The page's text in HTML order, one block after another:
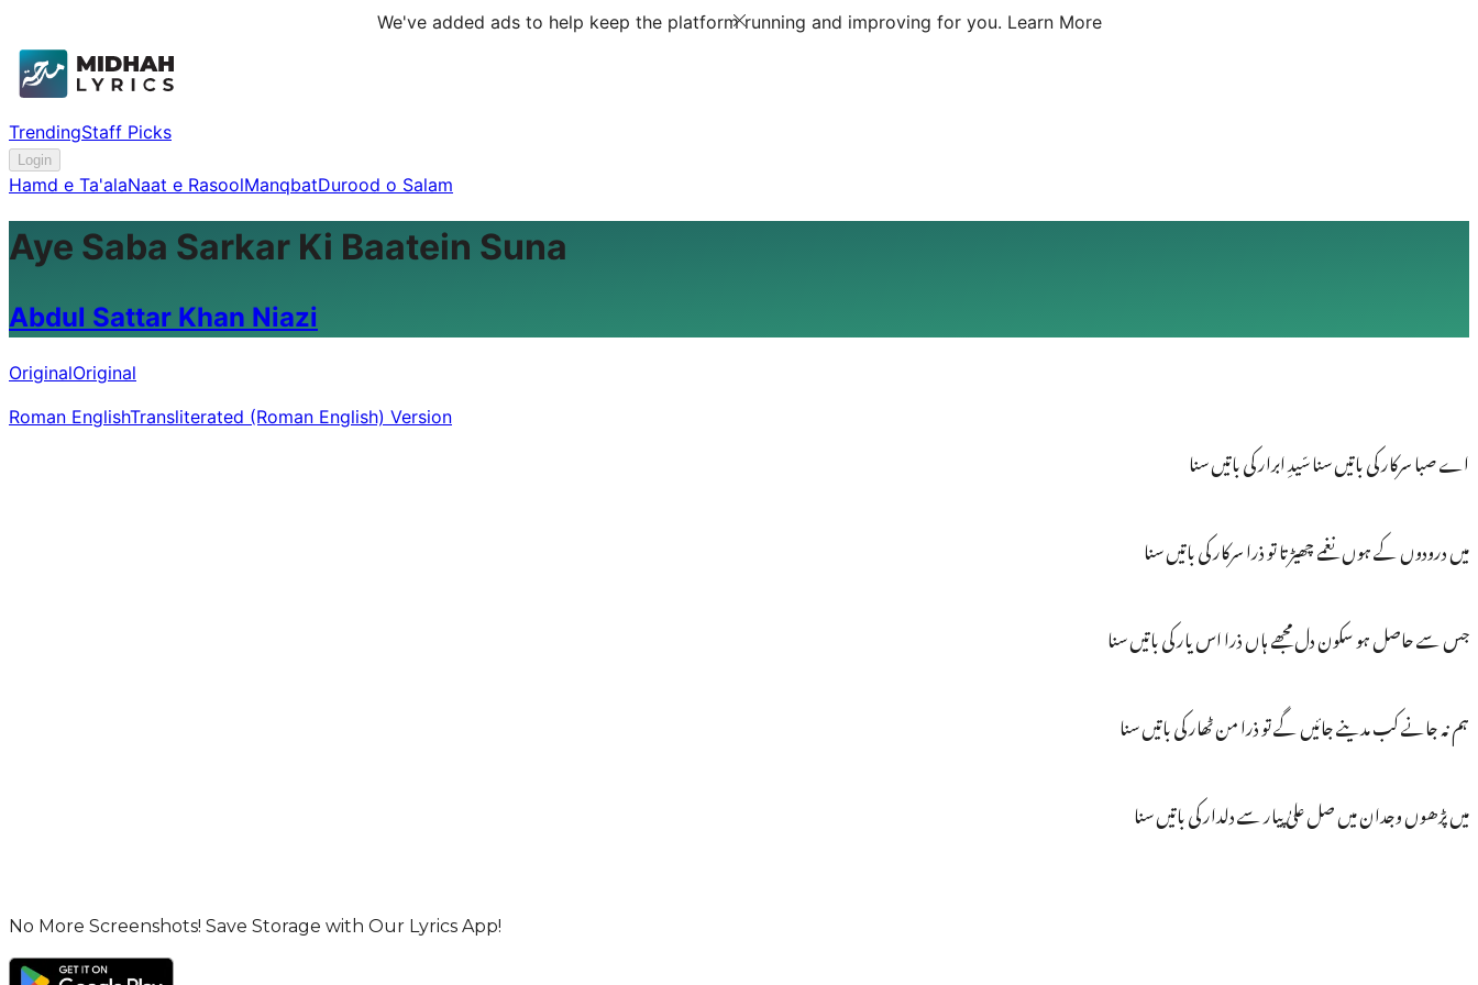
We've added ads to help keep the platform running and improving for you. Learn More
TrendingStaff Picks
Login
Hamd e Ta'alaNaat e RasoolManqbatDurood o Salam
Aye Saba Sarkar Ki Baatein Suna
Abdul Sattar Khan Niazi
OriginalOriginal
Roman EnglishTransliterated (Roman English) Version
اے صبا سرکار کی باتیں سنا سّیدِ ابرار کی باتیں سنا
میں درودوں کے ہوں نغمے چھیڑتا تو ذرا سرکار کی باتیں سنا
جس سے حاصل ہو سکون دل مجھے ہاں ذرا اس یار کی باتیں سنا
ہم نہ جانے کب مدینے جائیں گے تو ذرا من ٹھار کی باتیں سنا
میں پڑھوں وجدان میں صل علیٰ پیار سے دلدار کی باتیں سنا
No More Screenshots! Save Storage with Our Lyrics App!